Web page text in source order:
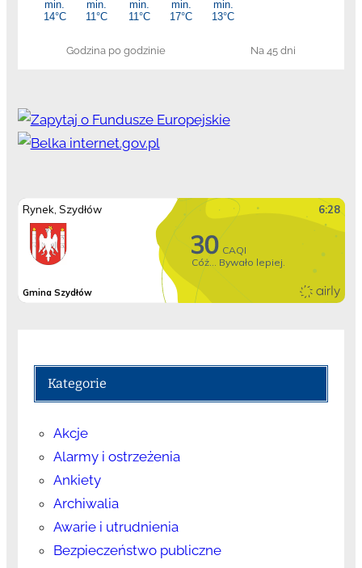
Godzina po godzinie Na 45 dni
Kategorie
Akcje
Alarmy i ostrzeżenia
Ankiety
Archiwalia
Awarie i utrudnienia
Bezpieczeństwo publiczne